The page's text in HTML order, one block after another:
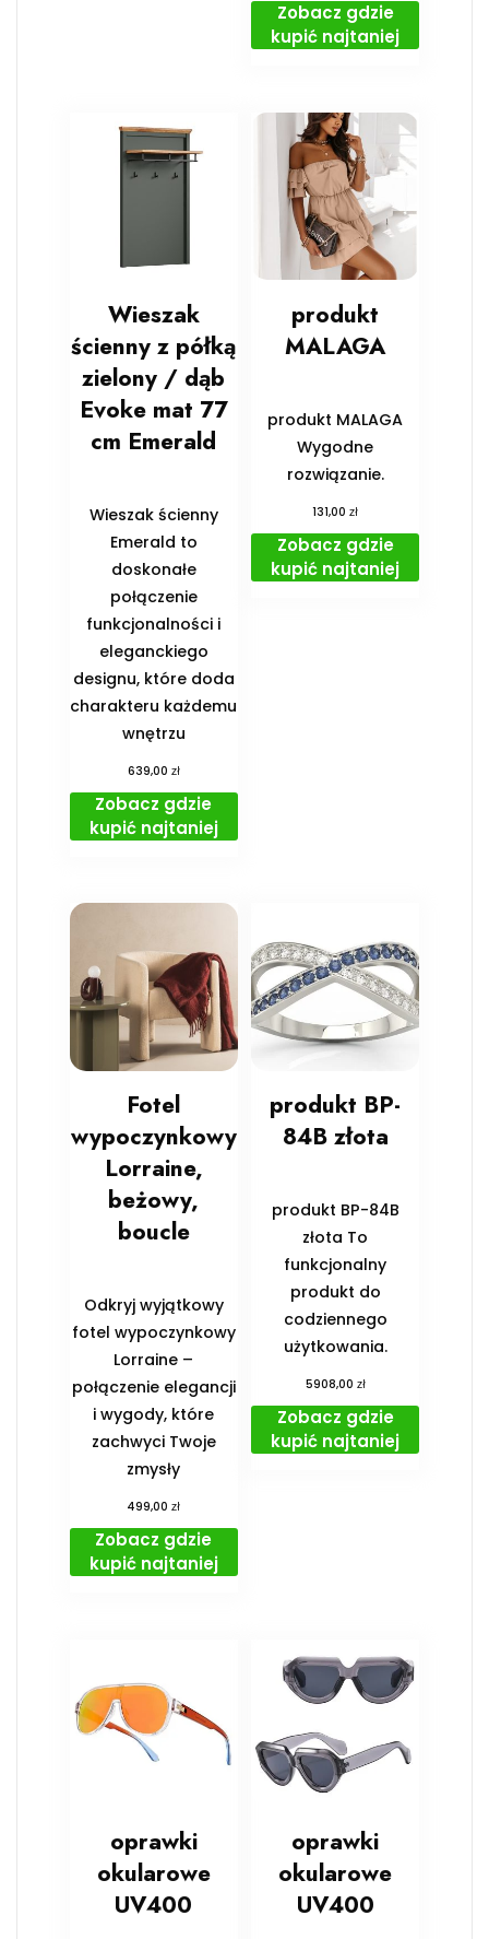
Zobacz gdzie
kupić najtaniej
Wieszak
ścienny z półką
zielony / dąb
Evoke mat 77
cm Emerald
Wieszak ścienny
Emerald to
doskonałe
połączenie
funkcjonalności i
eleganckiego
designu, które doda
charakteru każdemu
wnętrzu
639,00 zł
Zobacz gdzie
kupić najtaniej
produkt
MALAGA
produkt MALAGA
Wygodne
rozwiązanie.
131,00zł
Zobacz gdzie
kupić najtaniej
Fotel
wypoczynkowy
Lorraine,
beżowy,
boucle
Odkryj wyjątkowy
fotel wypoczynkowy
Lorraine –
połączenie elegancji
i wygody, które
zachwyci Twoje
zmysły
499,00zł
Zobacz gdzie
kupić najtaniej
produkt BP-
84B złota
produkt BP-84B
złota To
funkcjonalny
produkt do
codziennego
użytkowania.
5908,00 zł
Zobacz gdzie
kupić najtaniej
oprawki
okularowe
UV400
oprawki
okularowe
UV400